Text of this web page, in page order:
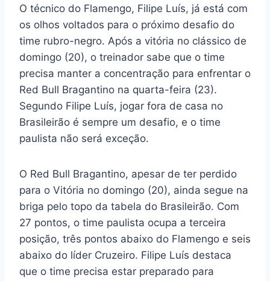
O técnico do Flamengo, Filipe Luís, já está com
os olhos voltados para o próximo desafio do
time rubro-negro. Após a vitória no clássico de
domingo (20), o treinador sabe que o time
precisa manter a concentração para enfrentar o
Red Bull Bragantino na quarta-feira (23).
Segundo Filipe Luís, jogar fora de casa no
Brasileirão é sempre um desafio, e o time
paulista não será exceção.
O Red Bull Bragantino, apesar de ter perdido
para o Vitória no domingo (20), ainda segue na
briga pelo topo da tabela do Brasileirão. Com
27 pontos, o time paulista ocupa a terceira
posição, três pontos abaixo do Flamengo e seis
abaixo do líder Cruzeiro. Filipe Luís destaca
que o time precisa estar preparado para